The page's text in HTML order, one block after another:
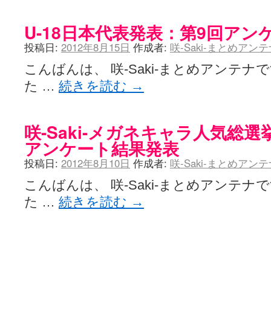
U-18日本代表発表：第9回アン
投稿日: 2012年8月15日 作成者: 咲-Saki-まとめアン
こんばんは、 咲-Saki-まとめアンテナ
た … 続きを読む →
咲-Saki-メガネキャラ人気総選
アンケート結果発表
投稿日: 2012年8月10日 作成者: 咲-Saki-まとめアン
こんばんは、 咲-Saki-まとめアンテナ
た … 続きを読む →